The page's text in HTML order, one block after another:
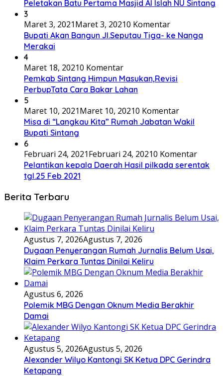
Peletakan Batu Pertama Masjid Al Islah NU Sintang
3
Maret 3, 2021Maret 3, 20210 Komentar
Bupati Akan Bangun Jl.Seputau Tiga- ke Nanga
Merakai
4
Maret 18, 20210 Komentar
Pemkab Sintang Himpun Masukan,Revisi
PerbupTata Cara Bakar Lahan
5
Maret 10, 2021Maret 10, 20210 Komentar
Misa di “Langkau Kita” Rumah Jabatan Wakil
Bupati Sintang
6
Februari 24, 2021Februari 24, 20210 Komentar
Pelantikan kepala Daerah Hasil pilkada serentak
tgl.25 Feb 2021
Berita Terbaru
Agustus 7, 2026Agustus 7, 2026
Dugaan Penyerangan Rumah Jurnalis Belum Usai,
Klaim Perkara Tuntas Dinilai Keliru
Agustus 6, 2026
Polemik MBG Dengan Oknum Media Berakhir
Damai
Agustus 5, 2026Agustus 5, 2026
Alexander Wilyo Kantongi SK Ketua DPC Gerindra
Ketapang